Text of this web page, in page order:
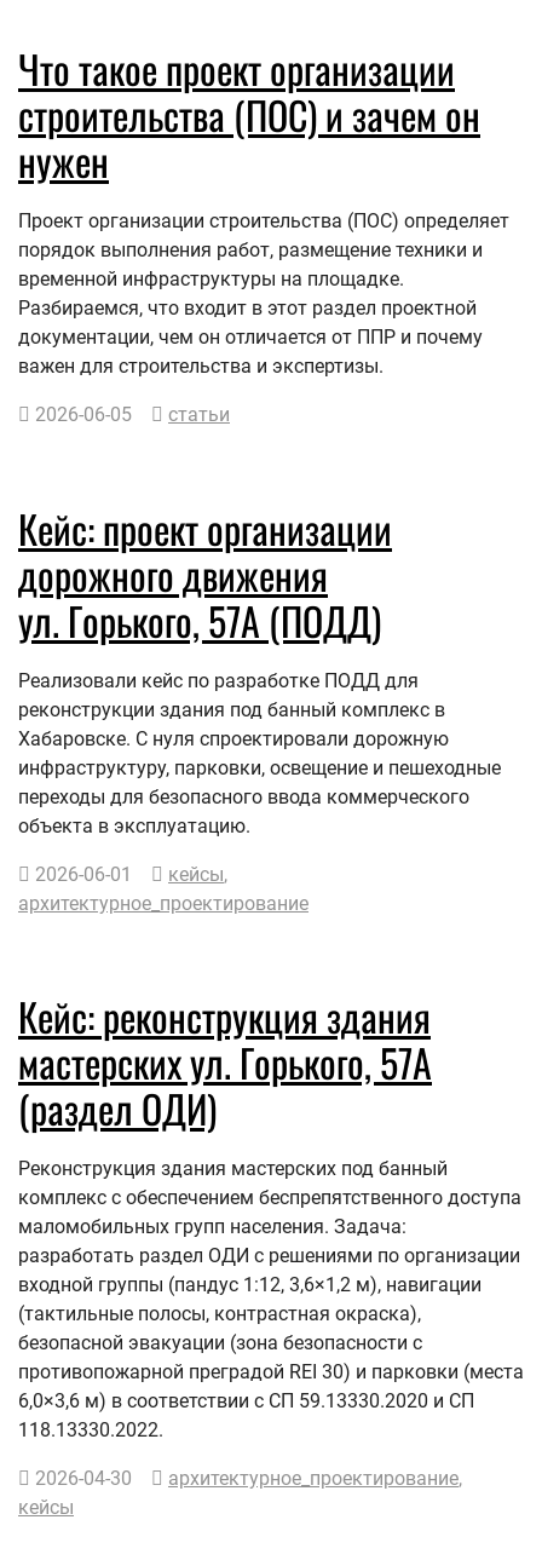
Что такое проект организации
строительства (ПОС) и зачем он
нужен
Проект организации строительства (ПОС) определяет
порядок выполнения работ, размещение техники и
временной инфраструктуры на площадке.
Разбираемся, что входит в этот раздел проектной
документации, чем он отличается от ППР и почему
важен для строительства и экспертизы.
2026-06-05 статьи
Кейс: проект организации
дорожного движения
ул. Горького, 57А (ПОДД)
Реализовали кейс по разработке ПОДД для
реконструкции здания под банный комплекс в
Хабаровске. С нуля спроектировали дорожную
инфраструктуру, парковки, освещение и пешеходные
переходы для безопасного ввода коммерческого
объекта в эксплуатацию.
2026-06-01 кейсы,
архитектурное_проектирование
Кейс: реконструкция здания
мастерских ул. Горького, 57А
(раздел ОДИ)
Реконструкция здания мастерских под банный
комплекс с обеспечением беспрепятственного доступа
маломобильных групп населения. Задача:
разработать раздел ОДИ с решениями по организации
входной группы (пандус 1:12, 3,6×1,2 м), навигации
(тактильные полосы, контрастная окраска),
безопасной эвакуации (зона безопасности с
противопожарной преградой REI 30) и парковки (места
6,0×3,6 м) в соответствии с СП 59.13330.2020 и СП
118.13330.2022.
2026-04-30 архитектурное_проектирование,
кейсы